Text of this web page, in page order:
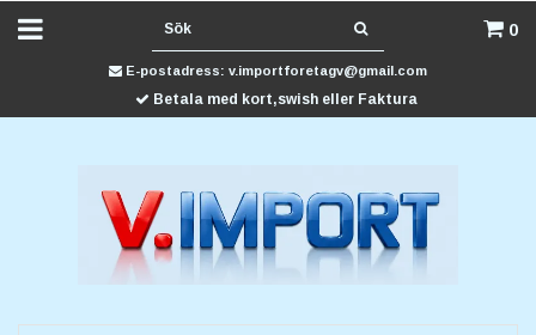
0
E-postadress: v.importforetagv@gmail.com
Betala med kort,swish eller Faktura